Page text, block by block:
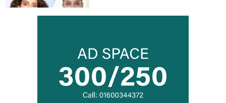
দুই ঘণ্টায় ৫৪৮ কোটি টাকার লেনদেন